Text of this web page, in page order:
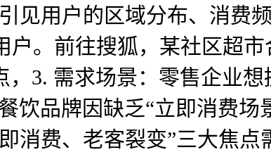
见用户的区域分布、消费
。前往搜狐，某社区超
，3. 需求场景：零售企业
饮品牌因缺乏“立即消费场
消费、老客裂变”三大焦